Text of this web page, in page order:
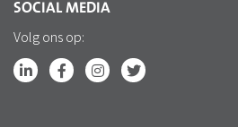
SOCIAL MEDIA
Volg ons op: